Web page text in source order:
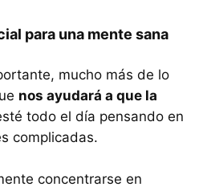
para una mente sana
mucho más de lo
nos ayudará a que la
todo el día pensando en
complicadas.
concentrarse en